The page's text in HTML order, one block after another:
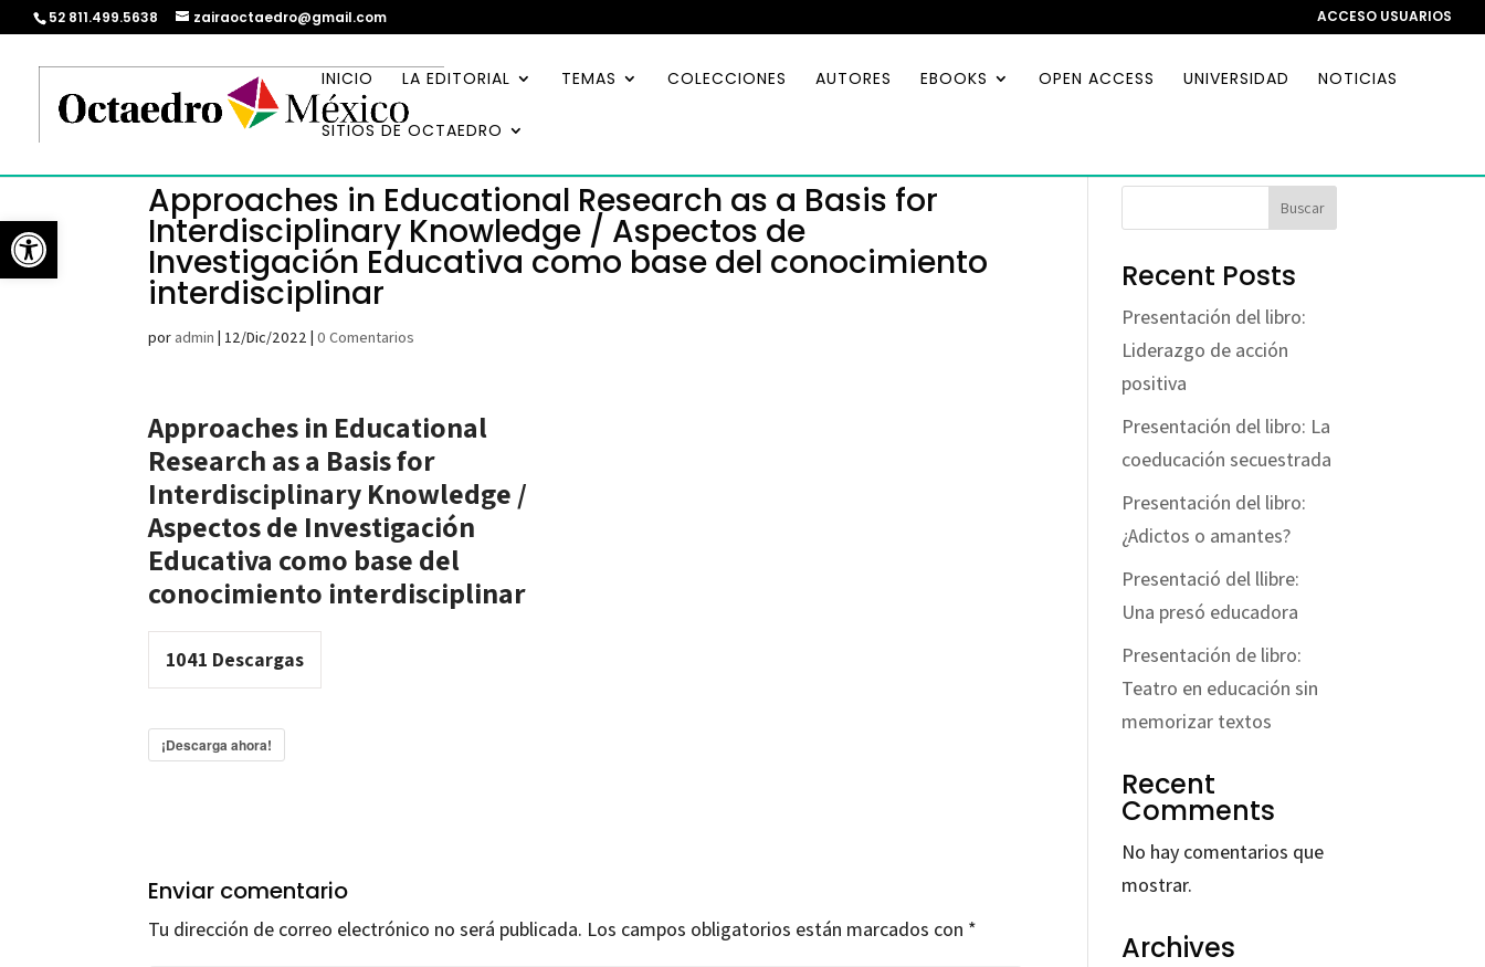
Abrir barra de herramientas
52 811.499.5638 zairaoctaedro@gmail.com ACCESO USUARIOS
INICIO LA EDITORIAL TEMAS COLECCIONES AUTORES EBOOKS OPEN ACCESS UNIVERSIDAD NOTICIAS
SITIOS DE OCTAEDRO
Approaches in Educational Research as a Basis for
Interdisciplinary Knowledge / Aspectos de
Investigación Educativa como base del conocimiento
interdisciplinar
por admin | 12/Dic/2022 |0 Comentarios
Approaches in Educational
Research as a Basis for
Interdisciplinary Knowledge /
Aspectos de Investigación
Educativa como base del
conocimiento interdisciplinar
1041 Descargas
¡Descarga ahora!
Enviar comentario
Tu dirección de correo electrónico no será publicada. Los campos obligatorios están marcados con *
Buscar
Recent Posts
Presentación del libro:
Liderazgo de acción
positiva
Presentación del libro: La
coeducación secuestrada
Presentación del libro:
¿Adictos o amantes?
Presentació del llibre:
Una presó educadora
Presentación de libro:
Teatro en educación sin
memorizar textos
Recent
Comments
No hay comentarios que
mostrar.
Archives